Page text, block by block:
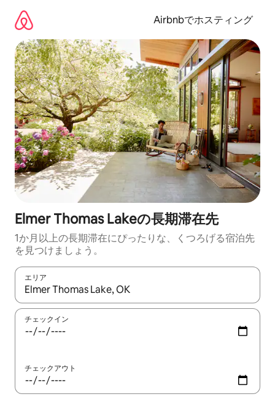
Airbnbでホスティング
Elmer Thomas Lakeの長期滞在先
1か月以上の長期滞在にぴったりな、くつろげる宿泊先
を見つけましょう。
エリア
検索結果が表示されたら、上下の矢印キーを使って移動するか
チェックイン
チェックアウト